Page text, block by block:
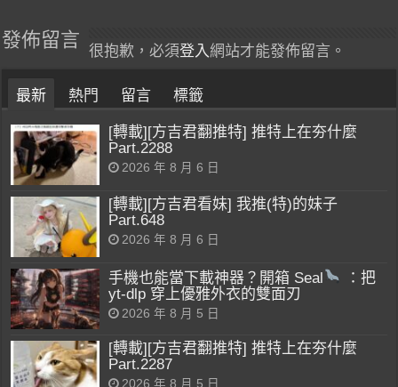
發佈留言
很抱歉，必須登入網站才能發佈留言。
最新 熱門 留言 標籤
[轉載][方吉君翻推特] 推特上在夯什麼
Part.2288
2026 年 8 月 6 日
[轉載][方吉君看妹] 我推(特)的妹子
Part.648
2026 年 8 月 6 日
手機也能當下載神器？開箱 Seal
：把
yt-dlp 穿上優雅外衣的雙面刃
2026 年 8 月 5 日
[轉載][方吉君翻推特] 推特上在夯什麼
Part.2287
2026 年 8 月 5 日